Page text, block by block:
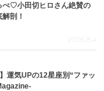
ぺ♡小田切ヒロさん絶賛の
剖！
2026.8.4
運気UPの12星座別“ファッ